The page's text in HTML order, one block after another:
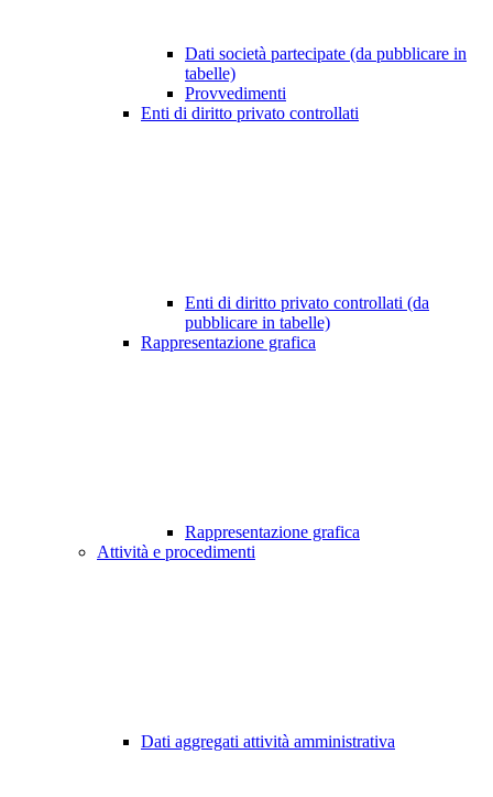
Dati società partecipate (da pubblicare in
tabelle)
Provvedimenti
Enti di diritto privato controllati
Enti di diritto privato controllati (da
pubblicare in tabelle)
Rappresentazione grafica
Rappresentazione grafica
Attività e procedimenti
Dati aggregati attività amministrativa